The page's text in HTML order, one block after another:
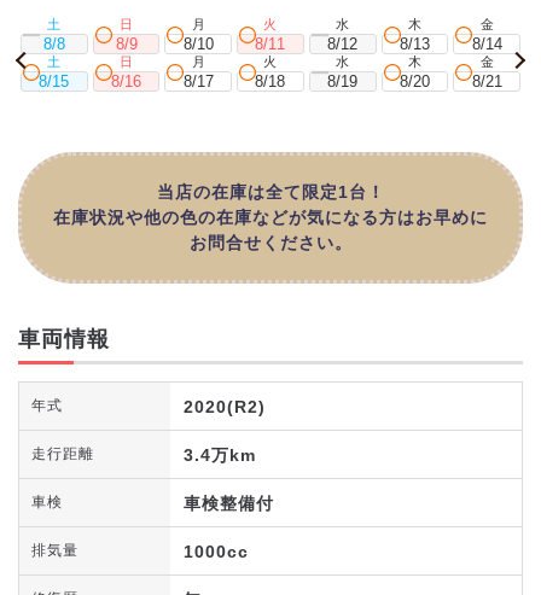
土
8/8
日
8/9
月
8/10
火
8/11
水
8/12
木
8/13
金
8/14
土
8/15
日
8/16
月
8/17
火
8/18
水
8/19
木
8/20
金
8/21
当店の在庫は全て限定1台！
在庫状況や他の色の在庫などが気になる方はお早めに
お問合せください。
車両情報
年式 2020(R2)
走行距離 3.4万km
車検 車検整備付
排気量 1000cc